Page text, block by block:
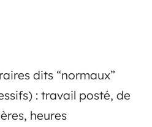
dits “normaux”
: travail posté, de
heures